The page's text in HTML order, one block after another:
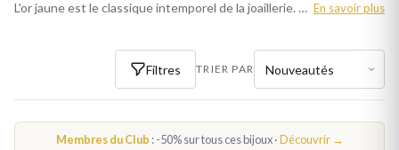
L'or jaune est le classique intemporel de la joaillerie. Nos boucles d'oreilles en or jaune femme sont fabriquées avec le savoir-faire français. Livraison offerte en France métropolitaine. En savoir plus
Filtres TRIER PAR
Membres du Club : -50% sur tous ces bijoux ·Découvrir →